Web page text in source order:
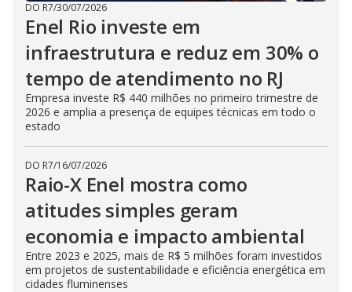
DO R7/30/07/2026
Enel Rio investe em
infraestrutura e reduz em 30% o
tempo de atendimento no RJ
Empresa investe R$ 440 milhões no primeiro trimestre de
2026 e amplia a presença de equipes técnicas em todo o
estado
DO R7/16/07/2026
Raio-X Enel mostra como
atitudes simples geram
economia e impacto ambiental
Entre 2023 e 2025, mais de R$ 5 milhões foram investidos
em projetos de sustentabilidade e eficiência energética em
cidades fluminenses